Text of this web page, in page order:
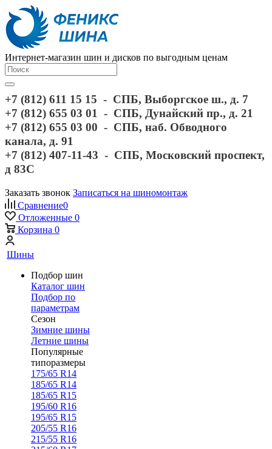
Интернет-магазин шин и дисков по выгодным ценам
+7 (812) 611 15 15 - СПБ, Выборгское ш., д. 7
+7 (812) 655 03 01 - СПБ, Дунайский пр., д. 21
+7 (812) 655 03 00 - СПБ, наб. Обводного
канала, д. 91
+7 (812) 407-11-43 - СПБ, Московский проспект,
д 83С
Заказать звонок Записаться на шиномонтаж
Сравнение0
Отложенные 0
Корзина 0
Шины
Подбор шин
Каталог шин
Подбор по
параметрам
Сезон
Зимние шины
Летние шины
Популярные
типоразмеры
175/65 R14
185/65 R14
185/65 R15
195/60 R16
195/65 R15
205/55 R16
215/55 R16